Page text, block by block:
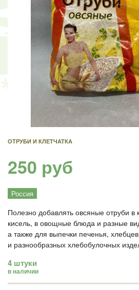
ОТРУБИ И КЛЕТЧАТКА
250 руб
Россия
Полезно добавлять овсяные отруби в
кисель, в овощные блюда и разные
а также для выпечки печенья,
и разнообразных хлебобулочных
4 штуки
в наличии